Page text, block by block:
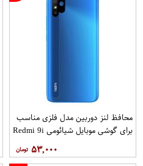
محافظ لنز دوربین مدل فلزی مناسب
برای گوشی موبایل شیائومی Redmi 9i
۵۳,۰۰۰